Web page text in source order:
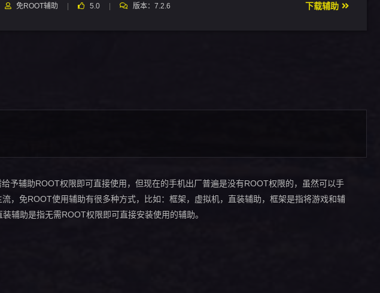
免ROOT辅助 5.0 版本：7.2.6 下载辅助
予辅助ROOT权限即可直接使用，但现在的手机出厂普遍是没有ROOT权限的，虽然可以手
，免ROOT使用辅助有很多种方式，比如：框架，虚拟机，直装辅助，框架是指将游戏和辅
辅助是指无需ROOT权限即可直接安装使用的辅助。